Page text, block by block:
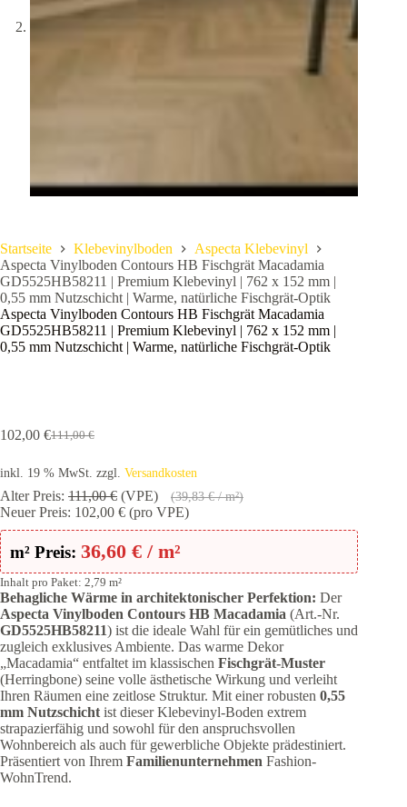
Startseite Klebevinylboden
Aspecta Klebevinyl
Aspecta Vinylboden Contours HB Fischgrät Macadamia
GD5525HB58211 | Premium Klebevinyl | 762 x 152 mm |
0,55 mm Nutzschicht | Warme, natürliche Fischgrät-Optik
Aspecta Vinylboden Contours HB Fischgrät Macadamia
GD5525HB58211 | Premium Klebevinyl | 762 x 152 mm |
0,55 mm Nutzschicht | Warme, natürliche Fischgrät-Optik
111,00€
Ursprünglicher
war:
111,00 €
102,00 €Aktueller
ist:
102,00 €.
inkl. 19 % MwSt. zzgl. Versandkosten
Alter Preis: 111,00€ (VPE) (39,83€/ m²)
Neuer Preis: 102,00 € (pro VPE)
m² Preis: 36,60 € / m²
Inhalt pro Paket: 2,79 m²
Behagliche Wärme in architektonischer Perfektion: Der
Aspecta Vinylboden Contours HB Macadamia (Art.-Nr.
GD5525HB58211) ist die ideale Wahl für ein gemütliches und
zugleich exklusives Ambiente. Das warme Dekor
„Macadamia“ entfaltet im klassischen Fischgrät-Muster
(Herringbone) seine volle ästhetische Wirkung und verleiht
Ihren Räumen eine zeitlose Struktur. Mit einer robusten 0,55
mm Nutzschicht ist dieser Klebevinyl-Boden extrem
strapazierfähig und sowohl für den anspruchsvollen
Wohnbereich als auch für gewerbliche Objekte prädestiniert.
Präsentiert von Ihrem Familienunternehmen Fashion-
WohnTrend.